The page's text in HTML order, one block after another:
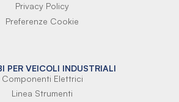
Privacy Policy
Preferenze Cookie
PER VEICOLI INDUSTRIALI
Componenti Elettrici
Linea Strumenti